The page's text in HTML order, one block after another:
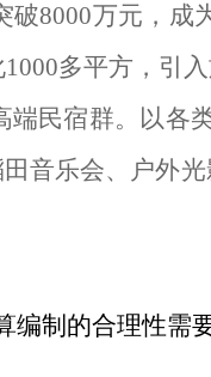
破8000万元，成
1000多平方，引
民宿群。以各
音乐会、户外
制的合理性需